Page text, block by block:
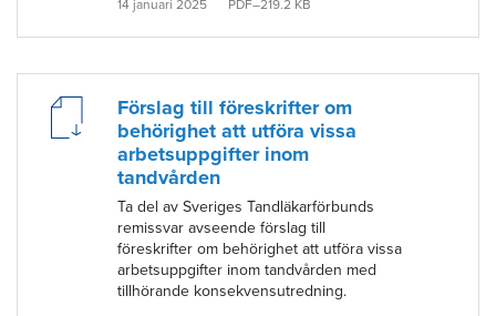
14 januari 2025 PDF–219.2 KB
Förslag till föreskrifter om
behörighet att utföra vissa
arbetsuppgifter inom
tandvården
Ta del av Sveriges Tandläkarförbunds
remissvar avseende förslag till
föreskrifter om behörighet att utföra vissa
arbetsuppgifter inom tandvården med
tillhörande konsekvensutredning.